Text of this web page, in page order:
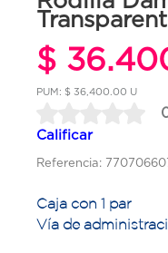
$
PUM: $ 36,400.00 U
Calificar
Referencia:
Caja con 1 par
Vía de